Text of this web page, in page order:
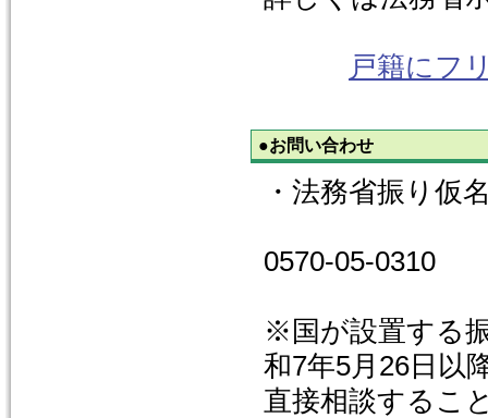
戸籍にフ
●お問い合わせ
・法務省振り仮
0570-05-0310
※国が設置する
和7年5月26日以
直接相談するこ